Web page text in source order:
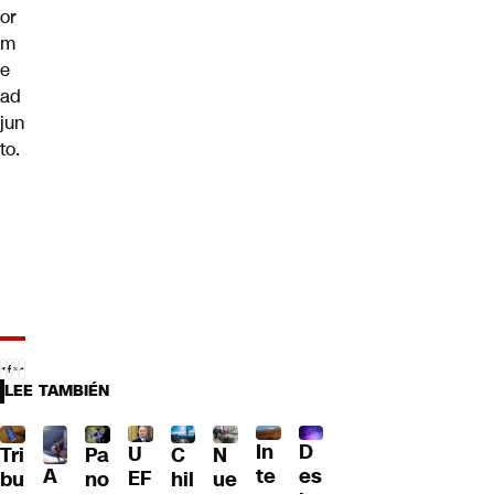
or
m
e
ad
jun
to.
LEE TAMBIÉN
Tri
bu
A
Pa
no
U
EF
C
hil
N
ue
In
te
D
es